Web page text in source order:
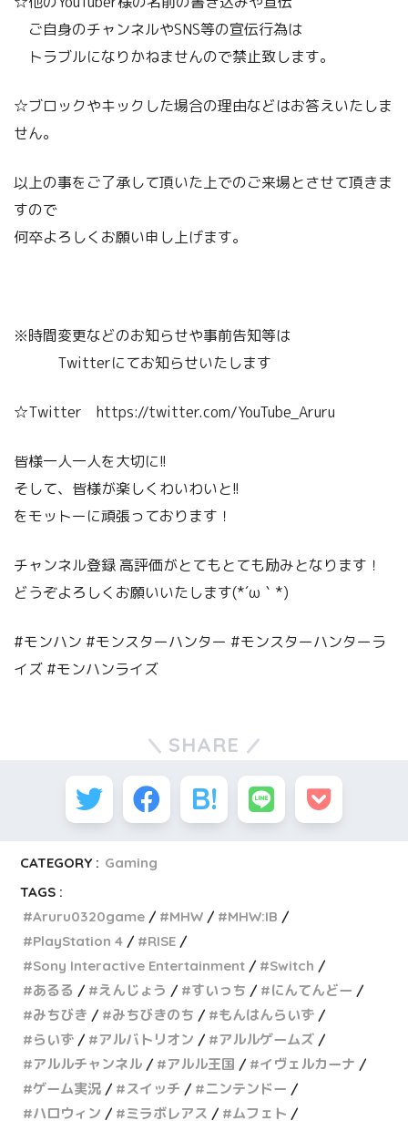
ご自身のチャンネルやSNS等の宣伝行為は
トラブルになりかねませんので禁止致します。
☆ブロックやキックした場合の理由などはお答えいたしま
せん。
以上の事をご了承して頂いた上でのご来場とさせて頂きま
すので
何卒よろしくお願い申し上げます。
※時間変更などのお知らせや事前告知等は
Twitterにてお知らせいたします
☆Twitter https://twitter.com/YouTube_Aruru
皆様一人一人を大切に!!
そして、皆様が楽しくわいわいと!!
をモットーに頑張っております！
チャンネル登録 高評価がとてもとても励みとなります！
どうぞよろしくお願いいたします(*´ω｀*)
#モンハン #モンスターハンター #モンスターハンターラ
イズ #モンハンライズ
SHARE
CATEGORY : Gaming
TAGS :
Aruru0320game
MHW
MHW:IB
PlayStation 4
RISE
Sony Interactive Entertainment
Switch
あるる
えんじょう すいっち
にんてんどー
みちびき
みちびきのち
もんはんらいず
らいず
アルバトリオン
アルルゲームズ
アルルチャンネル
アルル王国
イヴェルカーナ
ゲーム実況
スイッチ
ニンテンドー
ハロウィン
ミラボレアス
ムフェト